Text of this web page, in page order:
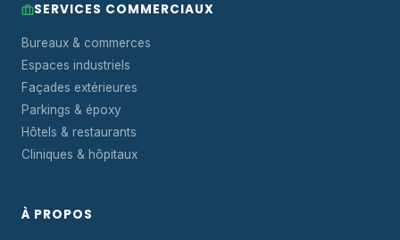
SERVICES COMMERCIAUX
Bureaux & commerces
Espaces industriels
Façades extérieures
Parkings & époxy
Hôtels & restaurants
Cliniques & hôpitaux
À PROPOS